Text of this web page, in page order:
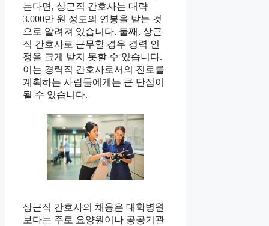
는다면, 상근직 간호사는 대략
3,000만 원 정도의 연봉을 받는 것
으로 알려져 있습니다. 둘째, 상근
직 간호사로 근무할 경우 경력 인
정을 크게 받지 못할 수 있습니다.
이는 경력직 간호사로서의 진로를
계획하는 사람들에게는 큰 단점이
될 수 있습니다.
상근직 간호사의 채용은 대학병원
보다는 주로 요양원이나 공공기관